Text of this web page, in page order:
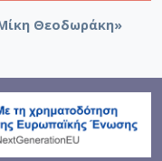
Θεοδωράκη»